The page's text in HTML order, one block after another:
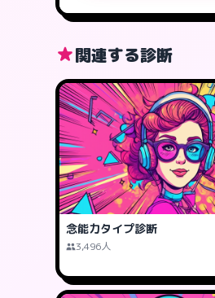
関連する診断
念能力タイプ診断
3,496人